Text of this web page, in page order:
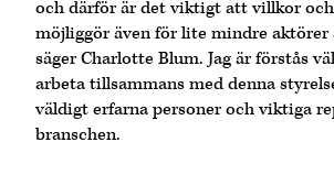
och därför är det viktigt att villkor
möjliggör även för lite mindre aktörer
säger Charlotte Blum. Jag är förstås
arbeta tillsammans med denna
väldigt erfarna personer och viktiga
branschen.